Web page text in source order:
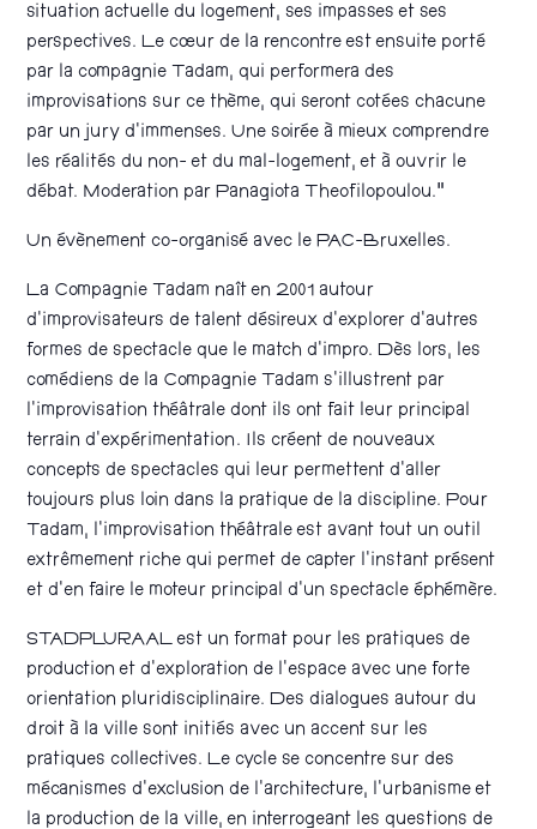
situation actuelle du logement, ses impasses et ses
perspectives. Le cœur de la rencontre est ensuite porté
par la compagnie Tadam, qui performera des
improvisations sur ce thème, qui seront cotées chacune
par un jury d’immenses. Une soirée à mieux comprendre
les réalités du non- et du mal-logement, et à ouvrir le
débat. Moderation par Panagiota Theofilopoulou.”
Un évènement co-organisé avec le PAC-Bruxelles.
La Compagnie Tadam naît en 2001 autour
d’improvisateurs de talent désireux d’explorer d’autres
formes de spectacle que le match d’impro. Dès lors, les
comédiens de la Compagnie Tadam s’illustrent par
l’improvisation théâtrale dont ils ont fait leur principal
terrain d’expérimentation. Ils créent de nouveaux
concepts de spectacles qui leur permettent d’aller
toujours plus loin dans la pratique de la discipline. Pour
Tadam, l’improvisation théâtrale est avant tout un outil
extrêmement riche qui permet de capter l’instant présent
et d’en faire le moteur principal d’un spectacle éphémère.
STADPLURAAL est un format pour les pratiques de
production et d’exploration de l’espace avec une forte
orientation pluridisciplinaire. Des dialogues autour du
droit à la ville sont initiés avec un accent sur les
pratiques collectives. Le cycle se concentre sur des
mécanismes d’exclusion de l’architecture, l’urbanisme et
la production de la ville, en interrogeant les questions de